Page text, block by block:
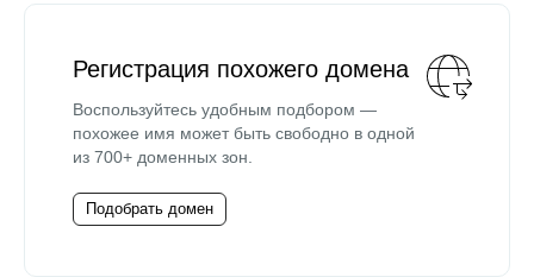
Регистрация похожего домена
Воспользуйтесь удобным подбором —
похожее имя может быть свободно в одной
из 700+ доменных зон.
Подобрать домен